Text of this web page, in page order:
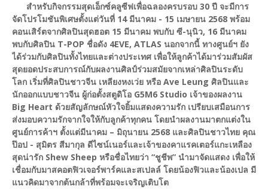
สำหรับกิจกรรมสุดเอ็กซ์คลูซีฟเพื่อฉลองครบรอบ 30 ปี จะมีการ
จัดโปรโมชันพิเศษตั้งแต่วันที่ 14 มีนาคม - 15 เมษายน 2568 พร้อม
คอนเสิร์ตจากศิลปินสุดฮอต 15 มีนาคม พบกับ ซี-นุนิว, 16 มีนาคม
พบกับศิลปิน T-POP ชื่อดัง 4EVE, ATLAS นอกจากนี้ ทางศูนย์ฯ ยัง
ได้ร่วมกับศิลปินทั้งไทยและต่างประเทศ เพื่อให้ลูกค้าได้มาร่วมสัมผัส
สุดยอดประสบการณ์กับผลงานศิลป์ร่วมสมัยจากเหล่าศิลปินระดับ
โลก เริ่มที่ศิลปินชาวจีน เหลียงหงเว่ย หรือ Ave Leung ศิลปินและ
นักออกแบบชาวจีน ผู้ก่อตั้งสตูดิโอ G5M6 Studio เจ้าของผลงาน
Big Heart ด้วยสัญลักษณ์หัวใจยิ้มแสดงความรัก เปรียบเสมือนการ
ส่งมอบความรักจากใจให้กับลูกค้าทุกคน โดยนำผลงานมาตกแต่งใน
ศูนย์การค้าฯ ตั้งแต่มีนาคม – มิถุนายน 2568 และศิลปินชาวไทย คุณ
ป๊อป - สุมิตร สีมากุล ดีไซน์เนอร์และเจ้าของคาแรคเตอร์แกะเหลือง
สุดน่ารัก Shew Sheep หรือชื่อไทยว่า “ชูชีพ” นำมาจัดแสดง เพื่อให้
เชื่อมกับมาสคอตฟิวเจอร์พาร์คและสเปลล์ โดยน้องฟิวและน้องเปล มี
แนวคิดมาจากต้นกล้าที่พร้อมจะเจริญเติบโต